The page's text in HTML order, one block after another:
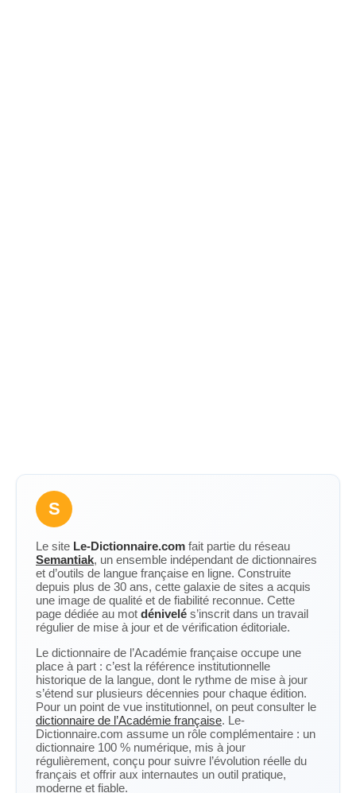
S
Le site Le-Dictionnaire.com fait partie du réseau
Semantiak, un ensemble indépendant de dictionnaires
et d’outils de langue française en ligne. Construite
depuis plus de 30 ans, cette galaxie de sites a acquis
une image de qualité et de fiabilité reconnue. Cette
page dédiée au mot dénivelé s’inscrit dans un travail
régulier de mise à jour et de vérification éditoriale.
Le dictionnaire de l’Académie française occupe une
place à part : c’est la référence institutionnelle
historique de la langue, dont le rythme de mise à jour
s’étend sur plusieurs décennies pour chaque édition.
Pour un point de vue institutionnel, on peut consulter le
dictionnaire de l’Académie française. Le-
Dictionnaire.com assume un rôle complémentaire : un
dictionnaire 100 % numérique, mis à jour
régulièrement, conçu pour suivre l’évolution réelle du
français et offrir aux internautes un outil pratique,
moderne et fiable.